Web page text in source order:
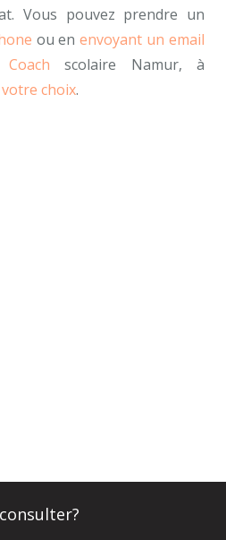
Vous pouvez prendre un
ou enenvoyant un email
Coach scolaire Namur, à
choix.